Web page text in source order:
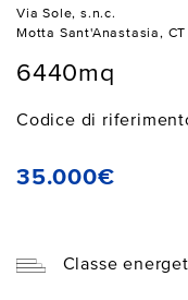
Via Sole, s.n.c.
Motta Sant'Anastasia, CT
6440mq
Codice di
35.000€
Classe